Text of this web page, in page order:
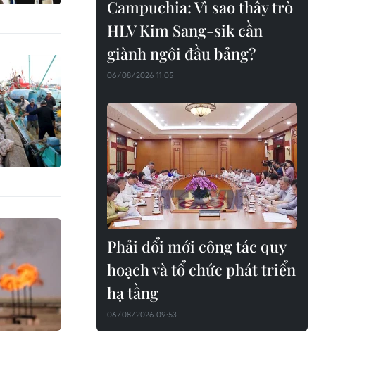
Campuchia: Vì sao thầy trò
HLV Kim Sang-sik cần
giành ngôi đầu bảng?
06/08/2026 11:05
Phải đổi mới công tác quy
hoạch và tổ chức phát triển
hạ tầng
06/08/2026 09:53